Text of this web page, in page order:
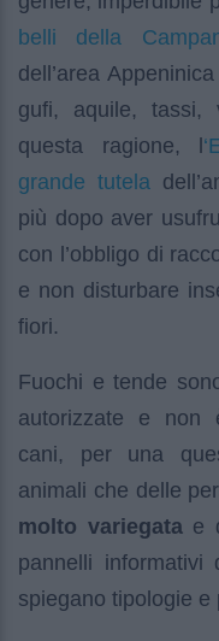
belli della
dell’area
gufi, aquile, tassi,
questa ragione, l
grande tutela
più dopo aver
con l’obbligo di
e non disturbare
fiori.
Fuochi e tende
autorizzate e non
cani, per una
animali che delle
molto variegatae
pannelli
spiegano tipologie e